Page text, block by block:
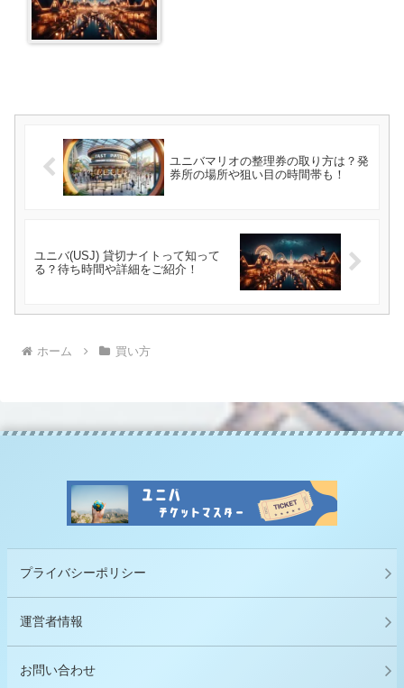
ユニバマリオの整理券の取り方は？発
券所の場所や狙い目の時間帯も！
ユニバ(USJ) 貸切ナイトって知って
る？待ち時間や詳細をご紹介！
ホーム 買い方
プライバシーポリシー
運営者情報
お問い合わせ